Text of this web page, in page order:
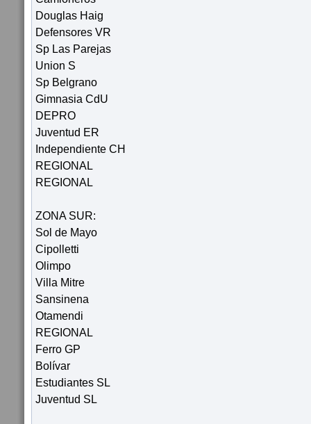
Douglas Haig
Defensores VR
Sp Las Parejas
Union S
Sp Belgrano
Gimnasia CdU
DEPRO
Juventud ER
Independiente CH
REGIONAL
REGIONAL
ZONA SUR:
Sol de Mayo
Cipolletti
Olimpo
Villa Mitre
Sansinena
Otamendi
REGIONAL
Ferro GP
Bolívar
Estudiantes SL
Juventud SL